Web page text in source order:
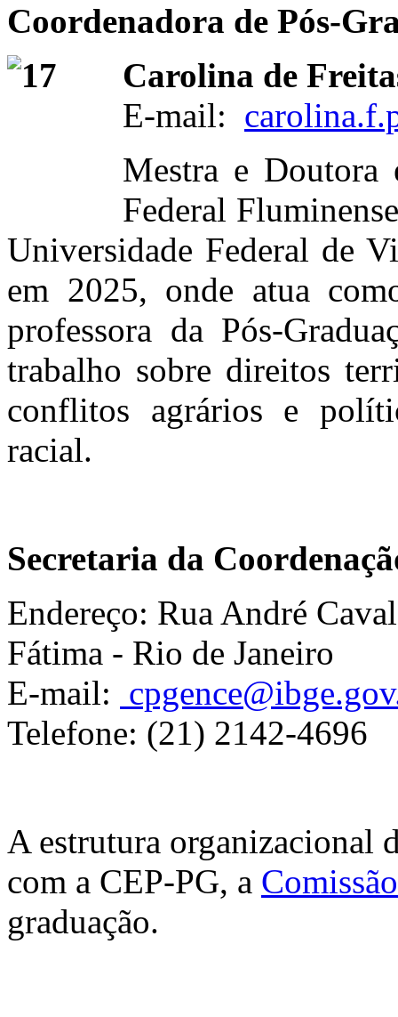
Coordenadora de Pós-
Carolina de
E-mail:
Mestra e Doutora
Federal
Universidade Federal de
em 2025, onde atua
professora da Pós-
trabalho sobre direitos
conflitos agrários e
racial.
Secretaria da
Endereço: Rua André
Fátima - Rio de Janeiro
E-mail:
Telefone: (21) 2142-4696
A estrutura organizacional
com a CEP-PG, a
graduação.